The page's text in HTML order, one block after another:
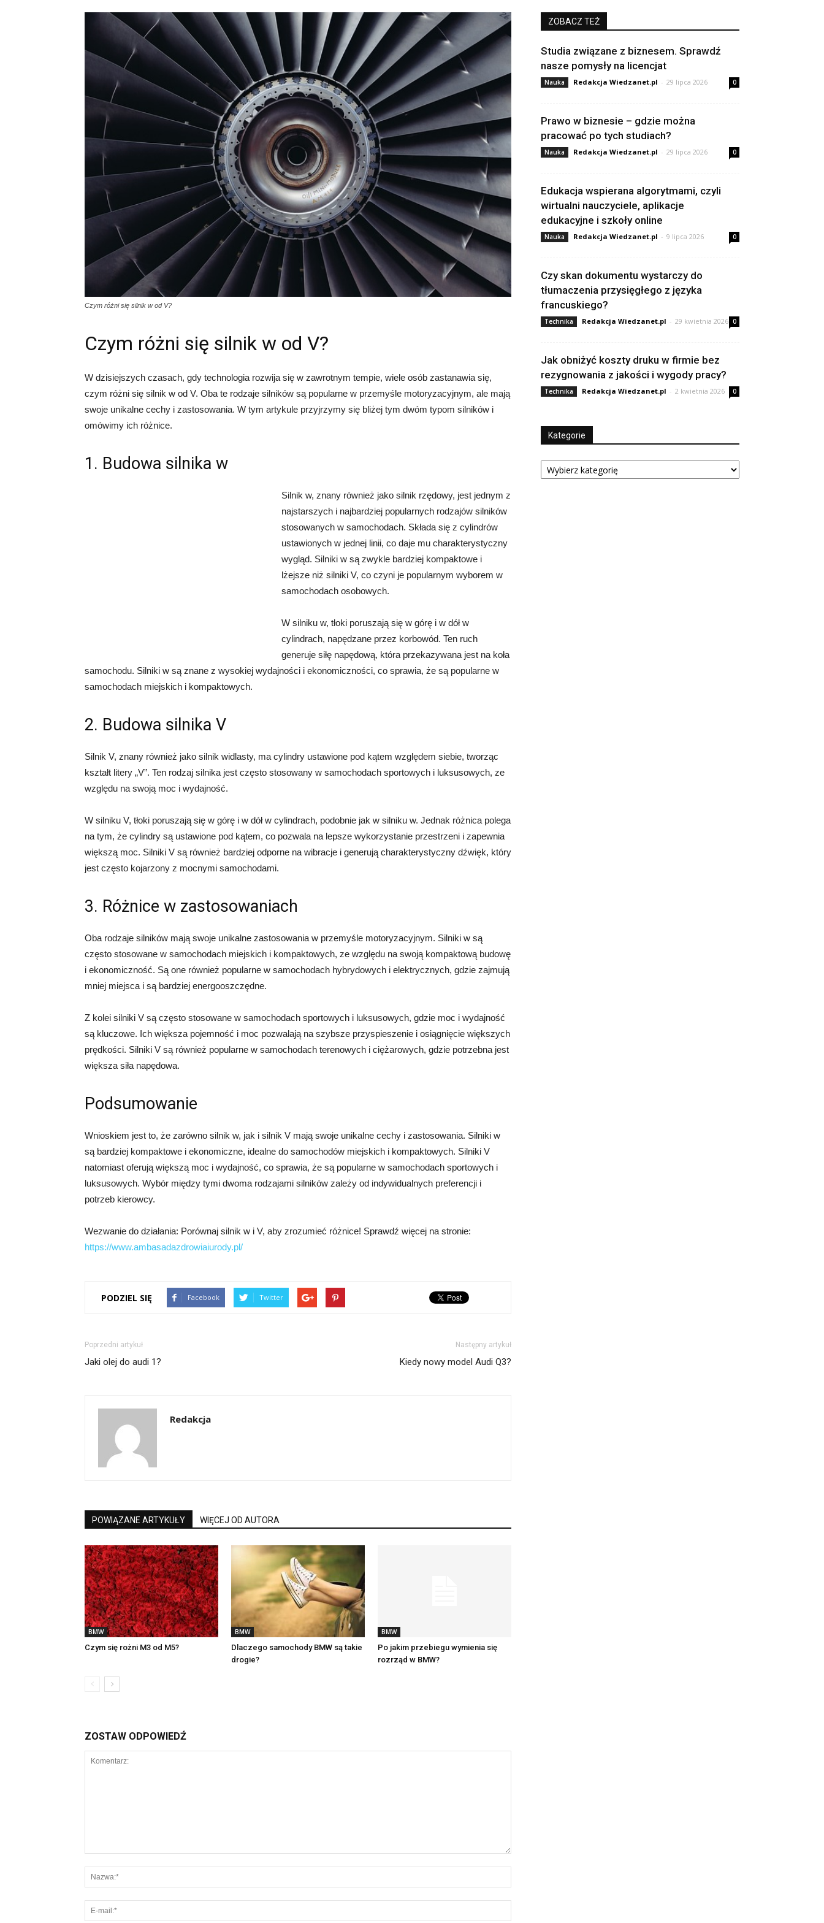
Czym różni się silnik w od V?
Czym różni się silnik w od V?
W dzisiejszych czasach, gdy technologia rozwija się w zawrotnym tempie, wiele osób zastanawia się,
czym różni się silnik w od V. Oba te rodzaje silników są popularne w przemyśle motoryzacyjnym, ale mają
swoje unikalne cechy i zastosowania. W tym artykule przyjrzymy się bliżej tym dwóm typom silników i
omówimy ich różnice.
1. Budowa silnika w
Silnik w, znany również jako silnik rzędowy, jest jednym z
najstarszych i najbardziej popularnych rodzajów silników
stosowanych w samochodach. Składa się z cylindrów
ustawionych w jednej linii, co daje mu charakterystyczny
wygląd. Silniki w są zwykle bardziej kompaktowe i
lżejsze niż silniki V, co czyni je popularnym wyborem w
samochodach osobowych.
W silniku w, tłoki poruszają się w górę i w dół w
cylindrach, napędzane przez korbowód. Ten ruch
generuje siłę napędową, która przekazywana jest na koła
samochodu. Silniki w są znane z wysokiej wydajności i ekonomiczności, co sprawia, że są popularne w
samochodach miejskich i kompaktowych.
2. Budowa silnika V
Silnik V, znany również jako silnik widlasty, ma cylindry ustawione pod kątem względem siebie, tworząc
kształt litery „V”. Ten rodzaj silnika jest często stosowany w samochodach sportowych i luksusowych, ze
względu na swoją moc i wydajność.
W silniku V, tłoki poruszają się w górę i w dół w cylindrach, podobnie jak w silniku w. Jednak różnica polega
na tym, że cylindry są ustawione pod kątem, co pozwala na lepsze wykorzystanie przestrzeni i zapewnia
większą moc. Silniki V są również bardziej odporne na wibracje i generują charakterystyczny dźwięk, który
jest często kojarzony z mocnymi samochodami.
3. Różnice w zastosowaniach
Oba rodzaje silników mają swoje unikalne zastosowania w przemyśle motoryzacyjnym. Silniki w są
często stosowane w samochodach miejskich i kompaktowych, ze względu na swoją kompaktową budowę
i ekonomiczność. Są one również popularne w samochodach hybrydowych i elektrycznych, gdzie zajmują
mniej miejsca i są bardziej energooszczędne.
Z kolei silniki V są często stosowane w samochodach sportowych i luksusowych, gdzie moc i wydajność
są kluczowe. Ich większa pojemność i moc pozwalają na szybsze przyspieszenie i osiągnięcie większych
prędkości. Silniki V są również popularne w samochodach terenowych i ciężarowych, gdzie potrzebna jest
większa siła napędowa.
Podsumowanie
Wnioskiem jest to, że zarówno silnik w, jak i silnik V mają swoje unikalne cechy i zastosowania. Silniki w
są bardziej kompaktowe i ekonomiczne, idealne do samochodów miejskich i kompaktowych. Silniki V
natomiast oferują większą moc i wydajność, co sprawia, że są popularne w samochodach sportowych i
luksusowych. Wybór między tymi dwoma rodzajami silników zależy od indywidualnych preferencji i
potrzeb kierowcy.
Wezwanie do działania: Porównaj silnik w i V, aby zrozumieć różnice! Sprawdź więcej na stronie:
https://www.ambasadazdrowiaiurody.pl/
PODZIEL SIĘ Facebook Twitter
Poprzedni artykuł
Jaki olej do audi 1?
Następny artykuł
Kiedy nowy model Audi Q3?
Redakcja
POWIĄZANE ARTYKUŁY WIĘCEJ OD AUTORA
BMW
Czym się rożni M3 od M5?
BMW
Dlaczego samochody BMW są takie
drogie?
BMW
Po jakim przebiegu wymienia się
rozrząd w BMW?
ZOSTAW ODPOWIEDŹ
ZOBACZ TEŻ
Studia związane z biznesem. Sprawdź
nasze pomysły na licencjat
Nauka Redakcja Wiedzanet.pl - 29 lipca 2026 0
Prawo w biznesie – gdzie można
pracować po tych studiach?
Nauka Redakcja Wiedzanet.pl - 29 lipca 2026 0
Edukacja wspierana algorytmami, czyli
wirtualni nauczyciele, aplikacje
edukacyjne i szkoły online
Nauka Redakcja Wiedzanet.pl - 9 lipca 2026 0
Czy skan dokumentu wystarczy do
tłumaczenia przysięgłego z języka
francuskiego?
Technika Redakcja Wiedzanet.pl - 29 kwietnia 2026 0
Jak obniżyć koszty druku w firmie bez
rezygnowania z jakości i wygody pracy?
Technika Redakcja Wiedzanet.pl - 2 kwietnia 2026 0
Kategorie
Kategorie